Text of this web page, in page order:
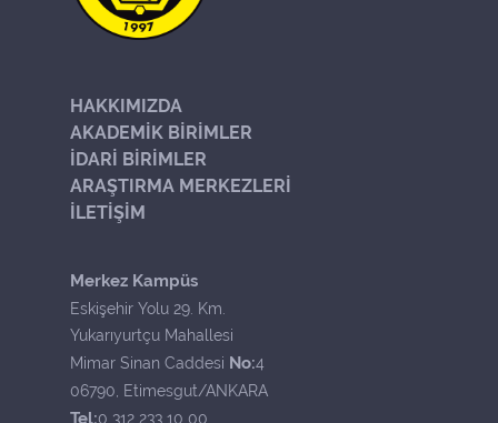
HAKKIMIZDA
AKADEMİK BİRİMLER
İDARİ BİRİMLER
ARAŞTIRMA MERKEZLERİ
İLETİŞİM
Merkez Kampüs
Eskişehir Yolu 29. Km.
Yukarıyurtçu Mahallesi
Mimar Sinan Caddesi No:4
06790, Etimesgut/ANKARA
Tel:0 312 233 10 00